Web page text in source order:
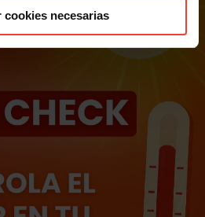
cookies necesarias